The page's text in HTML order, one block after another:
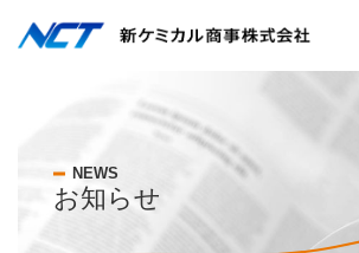
NEWS
お知らせ